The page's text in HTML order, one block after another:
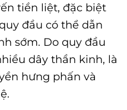
tiền liệt, đặc biệt
đầu có thể dẫn
sớm. Do quy đầu
dây thần kinh, là
hưng phấn và